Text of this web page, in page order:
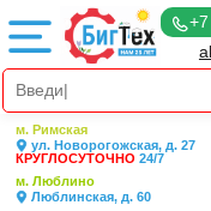
м. Римская
ул. Новорогожская, д. 27
КРУГЛОСУТОЧНО 24/7
м. Люблино
Люблинская, д. 60